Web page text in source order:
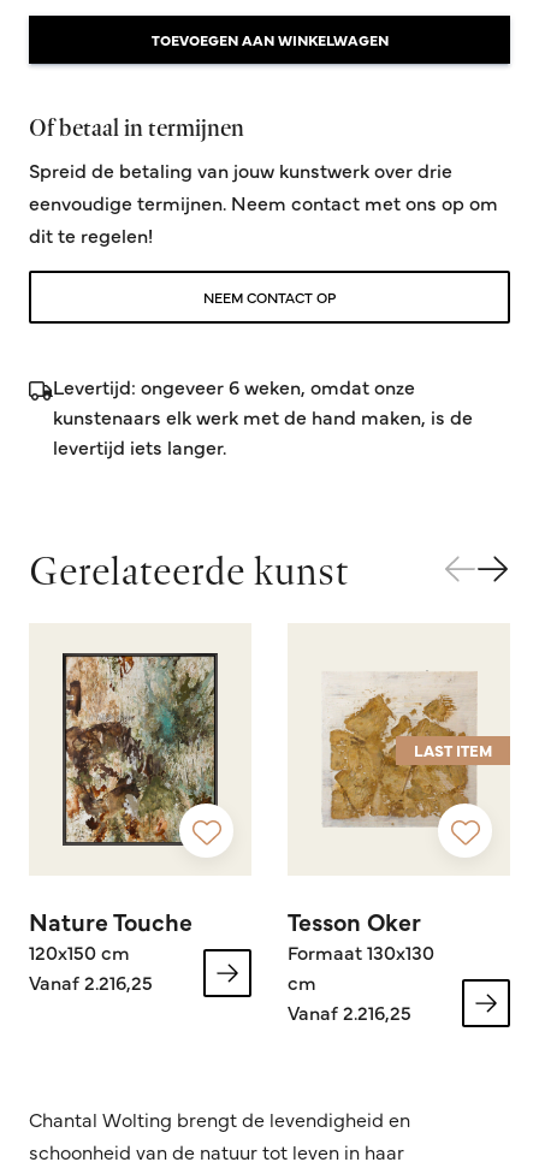
TOEVOEGEN AAN WINKELWAGEN
Of betaal in termijnen
Spreid de betaling van jouw kunstwerk over drie
eenvoudige termijnen. Neem contact met ons op om
dit te regelen!
NEEM CONTACT OP
Levertijd: ongeveer 6 weken, omdat onze
kunstenaars elk werk met de hand maken, is de
levertijd iets langer.
Gerelateerde kunst
Nature Touche
120x150 cm
Vanaf 2.216,25
LAST ITEM
Tesson Oker
Formaat 130x130
cm
Vanaf 2.216,25
Chantal Wolting brengt de levendigheid en
schoonheid van de natuur tot leven in haar